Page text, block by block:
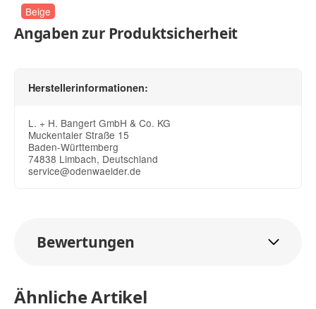
Beige
Angaben zur Produktsicherheit
Herstellerinformationen:
L. + H. Bangert GmbH & Co. KG
Muckentaler Straße 15
Baden-Württemberg
74838 Limbach, Deutschland
service@odenwaelder.de
Bewertungen
Ähnliche Artikel